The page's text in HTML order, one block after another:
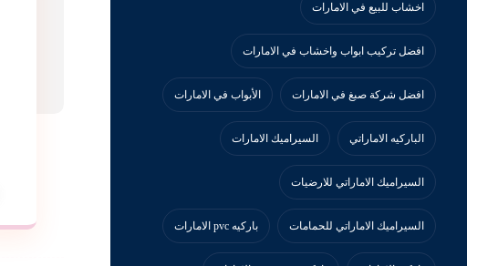
اخشاب للبيع في الامارات
افضل تركيب ابواب واخشاب في الامارات
افضل شركة صبغ في الامارات الأبواب في الامارات
الباركيه الاماراتي السيراميك الامارات
السيراميك الاماراتي للارضيات
السيراميك الاماراتي للحمامات باركيه pvc الامارات